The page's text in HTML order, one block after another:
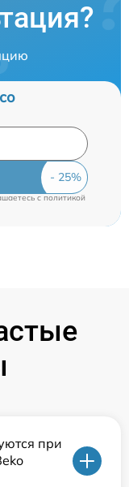
c политикой
при